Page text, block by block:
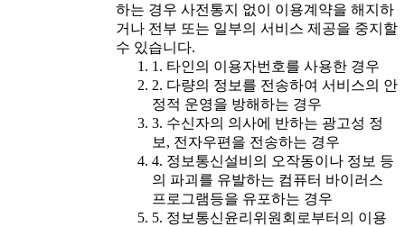
하는 경우 사전통지 없이 이용계약을 해지하
거나 전부 또는 일부의 서비스 제공을 중지할
수 있습니다.
1. 타인의 이용자번호를 사용한 경우
2. 다량의 정보를 전송하여 서비스의 안
정적 운영을 방해하는 경우
3. 수신자의 의사에 반하는 광고성 정
보, 전자우편을 전송하는 경우
4. 정보통신설비의 오작동이나 정보 등
의 파괴를 유발하는 컴퓨터 바이러스
프로그램등을 유포하는 경우
5. 정보통신윤리위원회로부터의 이용